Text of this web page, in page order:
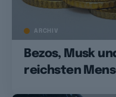
ARCHIV
Bezos, Musk
reichsten